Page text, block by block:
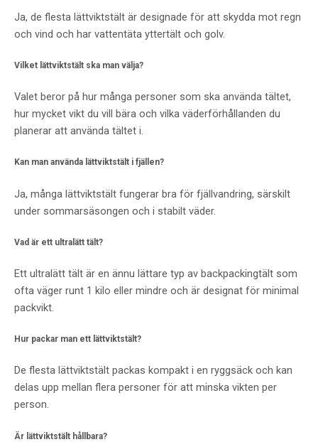
Ja, de flesta lättviktstält är designade för att skydda mot regn
och vind och har vattentäta yttertält och golv.
Vilket lättviktstält ska man välja?
Valet beror på hur många personer som ska använda tältet,
hur mycket vikt du vill bära och vilka väderförhållanden du
planerar att använda tältet i.
Kan man använda lättviktstält i fjällen?
Ja, många lättviktstält fungerar bra för fjällvandring, särskilt
under sommarsäsongen och i stabilt väder.
Vad är ett ultralätt tält?
Ett ultralätt tält är en ännu lättare typ av backpackingtält som
ofta väger runt 1 kilo eller mindre och är designat för minimal
packvikt.
Hur packar man ett lättviktstält?
De flesta lättviktstält packas kompakt i en ryggsäck och kan
delas upp mellan flera personer för att minska vikten per
person.
Är lättviktstält hållbara?